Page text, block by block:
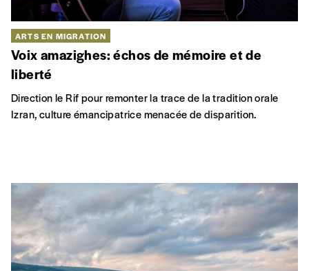
ARTS EN MIGRATION
Voix amazighes: échos de mémoire et de
liberté
Direction le Rif pour remonter la trace de la tradition orale
Izran, culture émancipatrice menacée de disparition.